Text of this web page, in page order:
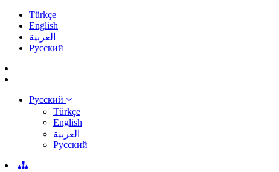
Türkçe
English
العربية
Pусский
Pусский
Türkçe
English
العربية
Pусский